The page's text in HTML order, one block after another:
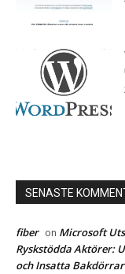
SENASTE
fiber on Microsoft
Ryskstödda Aktörer:
och Insatta Bakdörrar